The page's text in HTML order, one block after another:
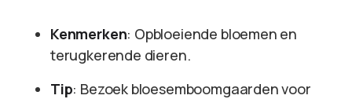
Kenmerken: Opbloeiende bloemen en
terugkerende dieren.
Tip: Bezoek bloesemboomgaarden voor